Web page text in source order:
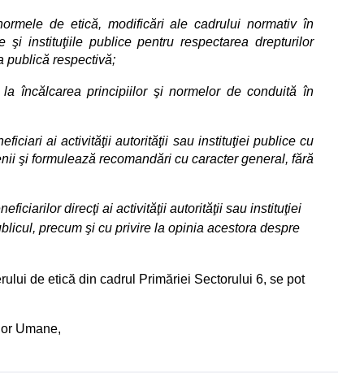
de etică, modificări ale cadrului normativ în
instituţiile publice pentru respectarea drepturilor
publică respectivă;
încălcarea principiilor şi normelor de conduită în
ai activităţii autorităţii sau instituţiei publice cu
şi formulează recomandări cu caracter general, fără
direcţi ai activităţii autorităţii sau instituţiei
precum şi cu privire la opinia acestora despre
de etică din cadrul Primăriei Sectorului 6, se pot
Umane,